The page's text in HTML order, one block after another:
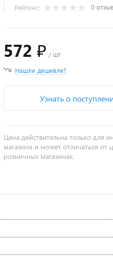
Рейтинг: 0
572 ₽ / шт
Нашли дешевле?
Узнать о
Цена действительна только для
магазина и может отличаться от
розничных магазинах.